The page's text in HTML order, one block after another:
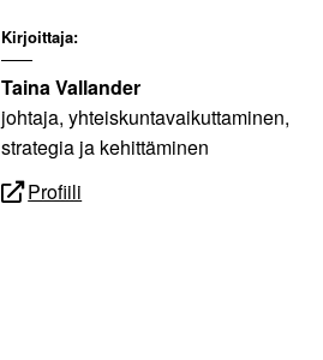
Kirjoittaja:
Taina Vallander
johtaja, yhteiskuntavaikuttaminen,
strategia ja kehittäminen
Profiili